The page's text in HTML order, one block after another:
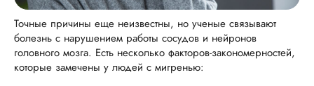
Точные причины еще неизвестны, но ученые связывают
болезнь с нарушением работы сосудов и нейронов
головного мозга. Есть несколько факторов-закономерностей,
которые замечены у людей с мигренью: